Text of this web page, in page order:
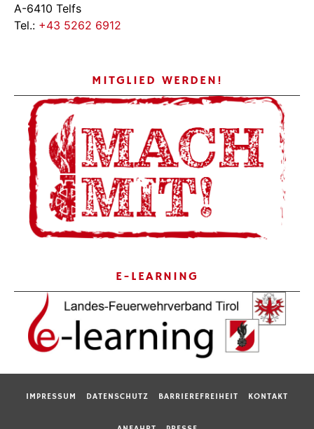
A-6410 Telfs
Tel.: +43 5262 6912
MITGLIED WERDEN!
E-LEARNING
IMPRESSUM DATENSCHUTZ BARRIEREFREIHEIT KONTAKT